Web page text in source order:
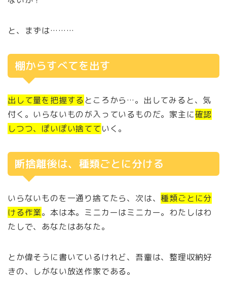
と、まずは………
棚からすべてを出す
出して量を把握するところから…。出してみると、気
付く。いらないものが入っているものだ。家主に確認
しつつ、ぽいぽい捨てていく。
断捨離後は、種類ごとに分ける
いらないものを一通り捨てたら、次は、 種類ごとに分
ける作業。本は本。ミニカーはミニカー。わたしはわ
たしで、あなたはあなた。
とか偉そうに書いているけれど、吾輩は、整理収納好
きの、しがない放送作家である。